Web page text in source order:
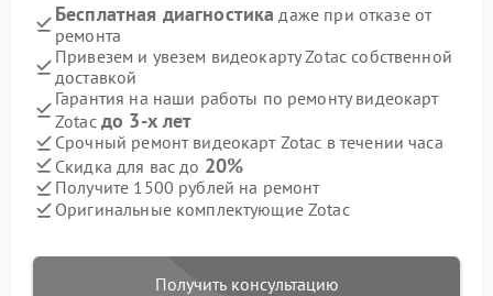
Бесплатная диагностика даже при отказе от
ремонта
Привезем и увезем видеокарту Zotac собственной
доставкой
Гарантия на наши работы по ремонту видеокарт
Zotac до 3-х лет
Срочный ремонт видеокарт Zotac в течении часа
Скидка для вас до 20%
Получите 1500 рублей на ремонт
Оригинальные комплектующие Zotac
Получить консультацию